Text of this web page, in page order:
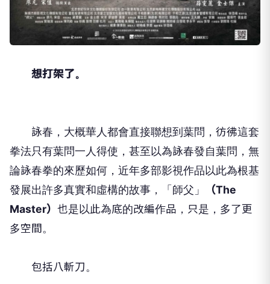
想打架了。
詠春，大概華人都會直接聯想到葉問，彷彿這套
拳法只有葉問一人得使，甚至以為詠春發自葉問，無
論詠春拳的來歷如何，近年多部影視作品以此為根基
發展出許多真實和虛構的故事，「師父」
（The
Master） 也是以此為底的改編作品，只是，多了更
多空間。
包括八斬刀。